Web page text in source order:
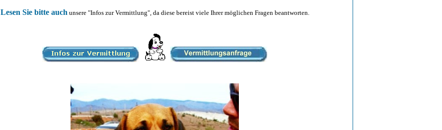
Lesen Sie bitte auchunsere "Infos zur Vermittlung", da diese bereist viele Ihrer möglichen Fragen beantworten.